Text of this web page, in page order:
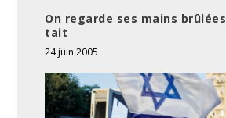
On regarde ses mains
tait
24 juin 2005